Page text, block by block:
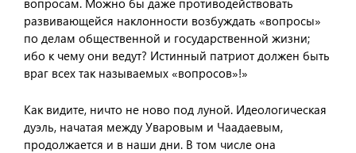
вопросам. Можно бы даже противодействовать
развивающейся наклонности возбуждать «вопросы»
по делам общественной и государственной жизни;
ибо к чему они ведут? Истинный патриот должен быть
враг всех так называемых «вопросов»!»
Как видите, ничто не ново под луной. Идеологическая
дуэль, начатая между Уваровым и Чаадаевым,
продолжается и в наши дни. В том числе она